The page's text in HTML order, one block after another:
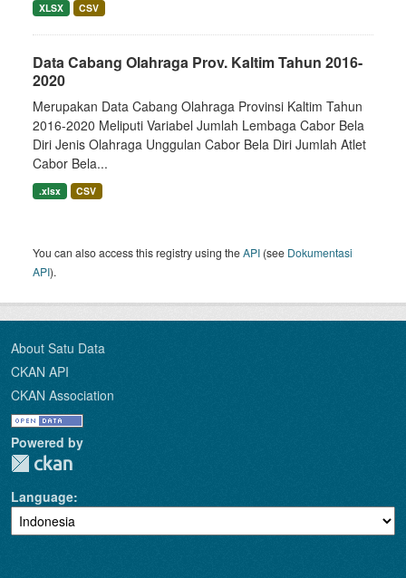
XLSX CSV
Data Cabang Olahraga Prov. Kaltim Tahun 2016-
2020
Merupakan Data Cabang Olahraga Provinsi Kaltim Tahun
2016-2020 Meliputi Variabel Jumlah Lembaga Cabor Bela
Diri Jenis Olahraga Unggulan Cabor Bela Diri Jumlah Atlet
Cabor Bela...
.xlsx CSV
You can also access this registry using theAPI (see Dokumentasi
API).
About Satu Data
CKAN API
CKAN Association
Powered by
Language